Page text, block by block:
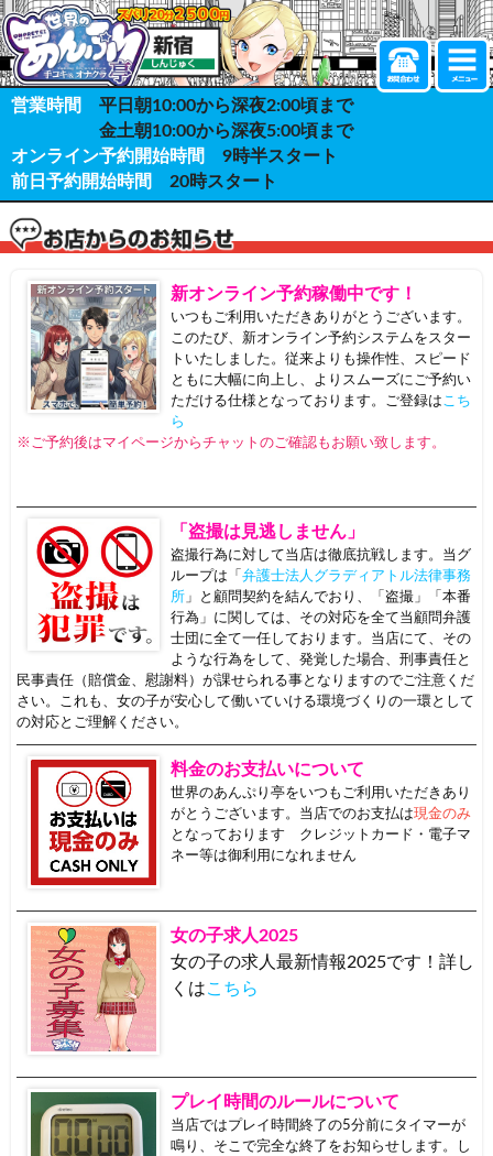
営業時間
平日朝10:00から深夜2:00頃まで
金土朝10:00から深夜5:00頃まで
オンライン予約開始時間
9時半スタート
前日予約開始時間
20時スタート
新オンライン予約稼働中です！
いつもご利用いただきありがとうございます。
このたび、新オンライン予約システムをスター
トいたしました。従来よりも操作性、スピード
ともに大幅に向上し、よりスムーズにご予約い
ただける仕様となっております。ご登録はこち
ら
※ご予約後はマイページからチャットのご確認もお願い致します。
「盗撮は見逃しません」
盗撮行為に対して当店は徹底抗戦します。当グ
ループは「 弁護士法人グラディアトル法律事務
所 」と顧問契約を結んでおり、「盗撮」「本番
行為」に関しては、その対応を全て当顧問弁護
士団に全て一任しております。当店にて、その
ような行為をして、発覚した場合、刑事責任と
民事責任（賠償金、慰謝料）が課せられる事となりますのでご注意くだ
さい。これも、女の子が安心して働いていける環境づくりの一環として
の対応とご理解ください。
料金のお支払いについて
世界のあんぷり亭をいつもご利用いただきあり
がとうございます。当店でのお支払は現金のみ
となっております クレジットカード・電子マ
ネー等は御利用になれません
女の子求人2025
女の子の求人最新情報2025です！詳し
くはこちら
プレイ時間のルールについて
当店ではプレイ時間終了の5分前にタイマーが
鳴り、そこで完全な終了をお知らせします。し